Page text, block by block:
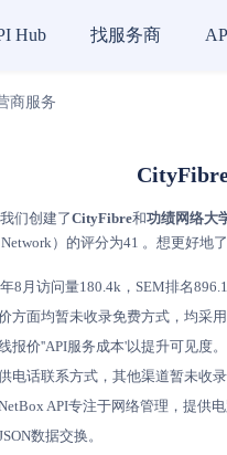
Hub 找服务商
商服务
们创建了CityFibre和功绩网络大
）的评分为41 。想更好地
8月访问量180.4k，SEM排名
方面均暂未收录免费方式，均采
报价''API服务成本'以提升可见度。
电话联系方式，其他渠道暂未收
API专注于网络管理，提供
数据交换。